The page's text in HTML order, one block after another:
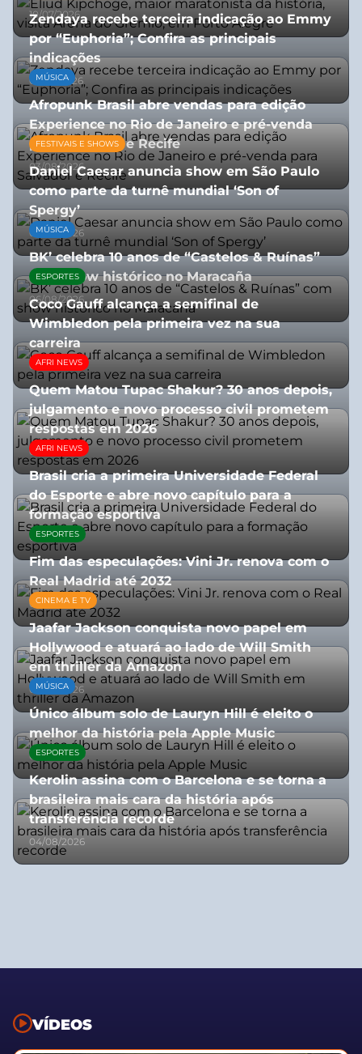
10/07/2026
Zendaya recebe terceira indicação ao Emmy
por “Euphoria”; Confira as principais
indicações
08/07/2026
MÚSICA
Afropunk Brasil abre vendas para edição
Experience no Rio de Janeiro e pré-venda
para Salvador e Recife
03/08/2026
FESTIVAIS E SHOWS
Daniel Caesar anuncia show em São Paulo
como parte da turnê mundial ‘Son of
Spergy’
05/08/2026
MÚSICA
BK’ celebra 10 anos de “Castelos & Ruínas”
com show histórico no Maracaña
06/08/2026
ESPORTES
Coco Gauff alcança a semifinal de
Wimbledon pela primeira vez na sua
carreira
08/07/2026
AFRI NEWS
Quem Matou Tupac Shakur? 30 anos depois,
julgamento e novo processo civil prometem
respostas em 2026
05/08/2026
AFRI NEWS
Brasil cria a primeira Universidade Federal
do Esporte e abre novo capítulo para a
formação esportiva
08/07/2026
ESPORTES
Fim das especulações: Vini Jr. renova com o
Real Madrid até 2032
06/08/2026
CINEMA E TV
Jaafar Jackson conquista novo papel em
Hollywood e atuará ao lado de Will Smith
em thriller da Amazon
06/08/2026
MÚSICA
Único álbum solo de Lauryn Hill é eleito o
melhor da história pela Apple Music
06/08/2026
ESPORTES
Kerolin assina com o Barcelona e se torna a
brasileira mais cara da história após
transferência recorde
04/08/2026
VÍDEOS